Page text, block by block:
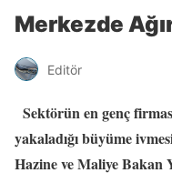
Merkezde
Editör
Sektörün en genç
yakaladığı büyüme
Hazine ve Maliye Bakan